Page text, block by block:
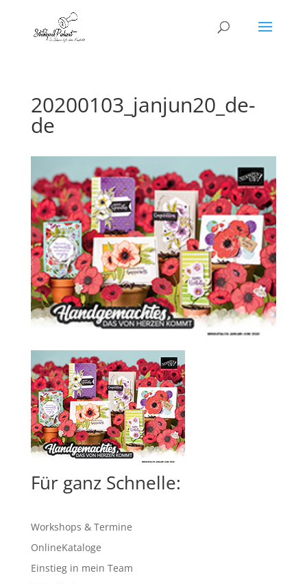
20200103_janjun20_de-
de
Für ganz Schnelle:
Workshops & Termine
OnlineKataloge
Einstieg in mein Team